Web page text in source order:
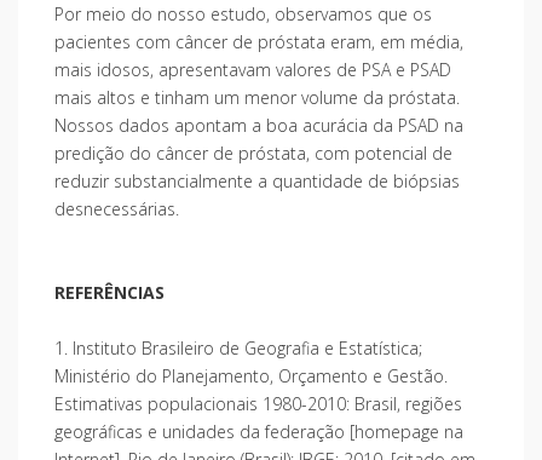
Por meio do nosso estudo, observamos que os
pacientes com câncer de próstata eram, em média,
mais idosos, apresentavam valores de PSA e PSAD
mais altos e tinham um menor volume da próstata.
Nossos dados apontam a boa acurácia da PSAD na
predição do câncer de próstata, com potencial de
reduzir substancialmente a quantidade de biópsias
desnecessárias.
REFERÊNCIAS
1. Instituto Brasileiro de Geografia e Estatística;
Ministério do Planejamento, Orçamento e Gestão.
Estimativas populacionais 1980-2010: Brasil, regiões
geográficas e unidades da federação [homepage na